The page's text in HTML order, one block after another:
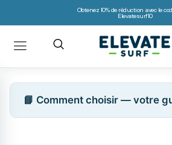
Obtenez 10% de réduction avec le
Elevatesurf10
📘 Comment choisir — votre